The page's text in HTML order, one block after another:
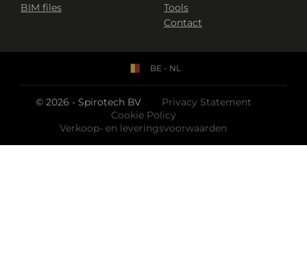
BIM files
Tools
Contact
© 2026 - Spirotech BV
Privacy Statement
Cookie Policy
Verkoop- en leveringsvoorwaarden
BE - NL